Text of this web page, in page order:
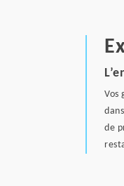
Vos
de